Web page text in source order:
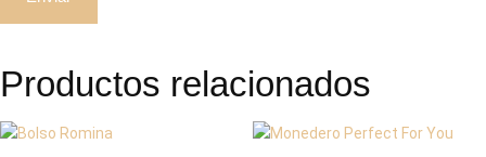
Productos relacionados